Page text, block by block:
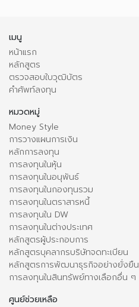
เมนู
หน้าแรก
หลักสูตร
ตรวจสอบใบวุฒิบัตร
คำศัพท์ลงทุน
หมวดหมู่
Money Style
การวางแผนการเงิน
หลักการลงทุน
การลงทุนในหุ้น
การลงทุนในอนุพันธ์
การลงทุนในกองทุนรวม
การลงทุนในตราสารหนี้
การลงทุนใน DW
การลงทุนในต่างประเทศ
หลักสูตรผู้ประกอบการ
หลักสูตรบุคลากรบริษัทจดทะเบียน
หลักสูตรการพัฒนาธุรกิจอย่างยั่งยืน
การลงทุนในสินทรัพย์ทางเลือกอื่น ๆ
ศูนย์ช่วยเหลือ